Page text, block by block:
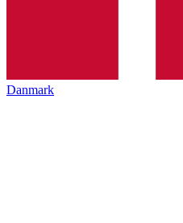
Danmark